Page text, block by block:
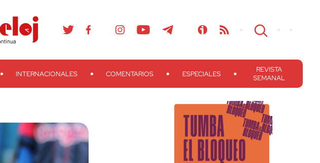
INTERNACIONALES COMENTARIOS ESPECIALES
REVISTA
SEMANAL